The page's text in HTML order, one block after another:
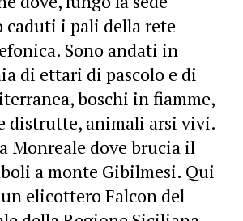
caduti i pali della rete
Sono andati in
di ettari di pascolo e di
boschi in fiamme,
distrutte, animali arsi vivi.
Monreale dove brucia il
a monte Gibilmesi. Qui
elicottero Falcon del